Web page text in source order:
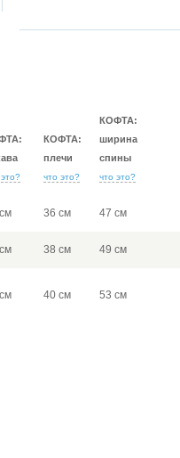
КОФТА:
плечи
что это?
КОФТА:
ширина
спины
что это?
36 см 47 см
38 см 49 см
40 см 53 см